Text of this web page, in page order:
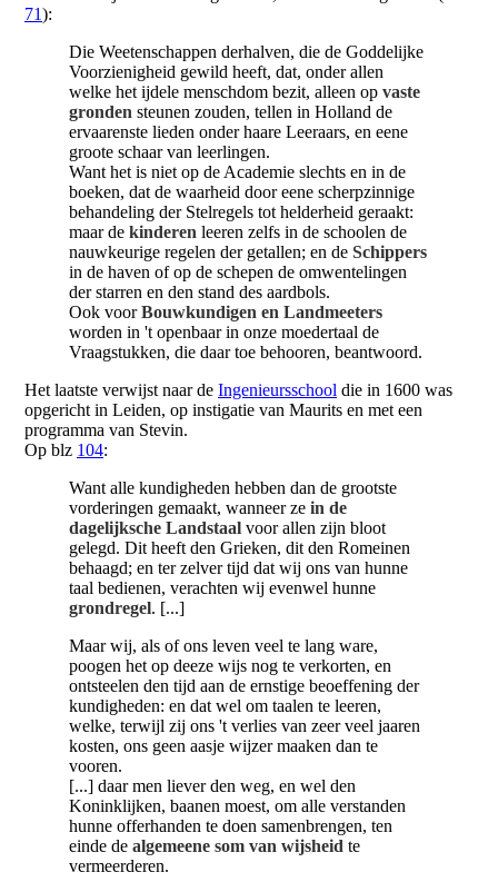
71):
Die Weetenschappen derhalven, die de Goddelijke
Voorzienigheid gewild heeft, dat, onder allen
welke het ijdele menschdom bezit, alleen op vaste
gronden steunen zouden, tellen in Holland de
ervaarenste lieden onder haare Leeraars, en eene
groote schaar van leerlingen.
Want het is niet op de Academie slechts en in de
boeken, dat de waarheid door eene scherpzinnige
behandeling der Stelregels tot helderheid geraakt:
maar de kinderen leeren zelfs in de schoolen de
nauwkeurige regelen der getallen; en de Schippers
in de haven of op de schepen de omwentelingen
der starren en den stand des aardbols.
Ook voorBouwkundigen en Landmeeters
worden in 't openbaar in onze moedertaal de
Vraagstukken, die daar toe behooren, beantwoord.
Het laatste verwijst naar de Ingenieursschool die in 1600 was
opgericht in Leiden, op instigatie van Maurits en met een
programma van Stevin.
Op blz 104:
Want alle kundigheden hebben dan de grootste
vorderingen gemaakt, wanneer ze in de
dagelijksche Landstaal voor allen zijn bloot
gelegd. Dit heeft den Grieken, dit den Romeinen
behaagd; en ter zelver tijd dat wij ons van hunne
taal bedienen, verachten wij evenwel hunne
grondregel. [...]
Maar wij, als of ons leven veel te lang ware,
poogen het op deeze wijs nog te verkorten, en
ontsteelen den tijd aan de ernstige beoeffening der
kundigheden: en dat wel om taalen te leeren,
welke, terwijl zij ons 't verlies van zeer veel jaaren
kosten, ons geen aasje wijzer maaken dan te
vooren.
[...] daar men liever den weg, en wel den
Koninklijken, baanen moest, om alle verstanden
hunne offerhanden te doen samenbrengen, ten
einde de algemeene som van wijsheid te
vermeerderen.